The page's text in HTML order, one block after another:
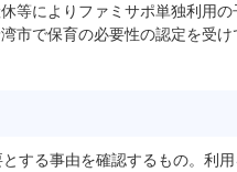
等によりファミサポ単独利用の
市で保育の必要性の認定を受
する事由を確認するもの。利